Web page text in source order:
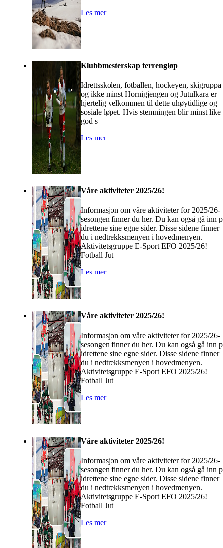
Les mer
Klubbmesterskap terrengløp
Idrettsskolen, fotballen, hockeyen, skigruppa
og ikke minst Hornigjengen og Jutulkara er
hjertelig velkommen til dette uhøytidlige og
sosiale løpet. Hvis stemningen blir minst like
god s
Les mer
Våre aktiviteter 2025/26!
Informasjon om våre aktiviteter for 2025/26-
sesongen finner du her. Du kan også gå inn
idrettene sine egne sider. Disse sidene finner
du i nedtrekksmenyen i hovedmenyen.
Aktivitetsgruppe E-Sport EFO 2025/26!
Fotball Jut
Les mer
Våre aktiviteter 2025/26!
Informasjon om våre aktiviteter for 2025/26-
sesongen finner du her. Du kan også gå inn
idrettene sine egne sider. Disse sidene finner
du i nedtrekksmenyen i hovedmenyen.
Aktivitetsgruppe E-Sport EFO 2025/26!
Fotball Jut
Les mer
Våre aktiviteter 2025/26!
Informasjon om våre aktiviteter for 2025/26-
sesongen finner du her. Du kan også gå inn
idrettene sine egne sider. Disse sidene finner
du i nedtrekksmenyen i hovedmenyen.
Aktivitetsgruppe E-Sport EFO 2025/26!
Fotball Jut
Les mer